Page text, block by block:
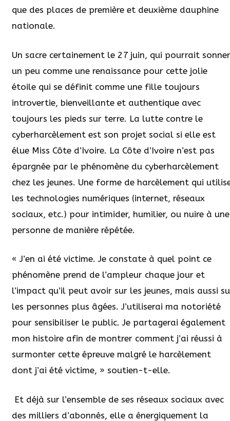
que des places de première et deuxième dauphine
nationale.
Un sacre certainement le 27 juin, qui pourrait sonner
un peu comme une renaissance pour cette jolie
étoile qui se définit comme une fille toujours
introvertie, bienveillante et authentique avec
toujours les pieds sur terre. La lutte contre le
cyberharcèlement est son projet social si elle est
élue Miss Côte d’Ivoire. La Côte d’Ivoire n’est pas
épargnée par le phénomène du cyberharcèlement
chez les jeunes. Une forme de harcèlement qui
les technologies numériques (internet, réseaux
sociaux, etc.) pour intimider, humilier, ou nuire à une
personne de manière répétée.
« J’en ai été victime. Je constate à quel point ce
phénomène prend de l’ampleur chaque jour et
l’impact qu’il peut avoir sur les jeunes, mais aussi
les personnes plus âgées. J’utiliserai ma notoriété
pour sensibiliser le public. Je partagerai également
mon histoire afin de montrer comment j’ai réussi à
surmonter cette épreuve malgré le harcèlement
dont j’ai été victime, » soutien-t-elle.
Et déjà sur l’ensemble de ses réseaux sociaux avec
des milliers d’abonnés, elle a énergiquement la